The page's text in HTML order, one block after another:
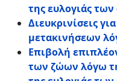
της ευλογιάς
Διευκρινίσεις
μετακινήσεων
Επιβολή
των ζώων λόγω